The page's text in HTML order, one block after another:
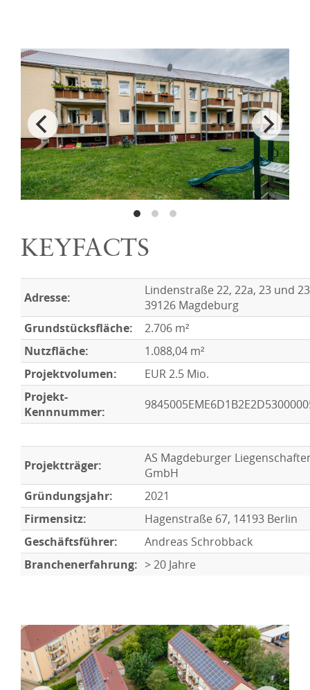
KEYFACTS
Adresse:
Lindenstraße 22, 22a, 23 und
39126 Magdeburg
Grundstücksfläche:
2.706 m²
Nutzfläche:
1.088,04 m²
Projektvolumen:
EUR2.5 Mio.
Projekt-
Kennnummer:
Projektträger:
AS Magdeburger
GmbH
Gründungsjahr:
2021
Firmensitz:
Hagenstraße 67, 14193 Berlin
Geschäftsführer:
Andreas Schrobback
Branchenerfahrung: > 20 Jahre